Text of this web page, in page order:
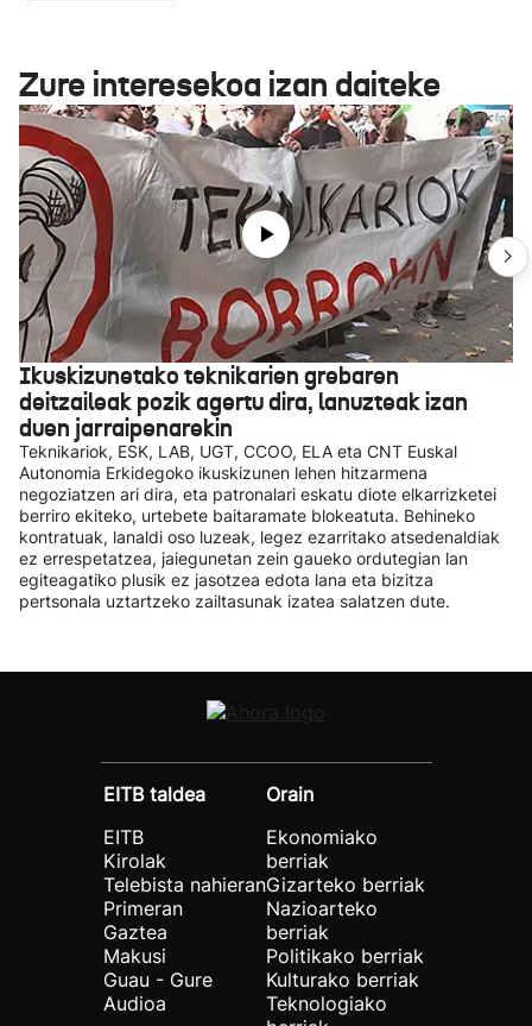
Zure interesekoa izan daiteke
Ikuskizunetako teknikarien grebaren
deitzaileak pozik agertu dira, lanuzteak izan
duen jarraipenarekin
Teknikariok, ESK, LAB, UGT, CCOO, ELA eta CNT Euskal
Autonomia Erkidegoko ikuskizunen lehen hitzarmena
negoziatzen ari dira, eta patronalari eskatu diote elkarrizketei
berriro ekiteko, urtebete baitaramate blokeatuta. Behineko
kontratuak, lanaldi oso luzeak, legez ezarritako atsedenaldiak
ez errespetatzea, jaiegunetan zein gaueko ordutegian lan
egiteagatiko plusik ez jasotzea edota lana eta bizitza
pertsonala uztartzeko zailtasunak izatea salatzen dute.
EITB taldea
EITB
Kirolak
Telebista nahieran
Primeran
Gaztea
Makusi
Guau - Gure
Audioa
Orain
Ekonomiako
berriak
Gizarteko berriak
Nazioarteko
berriak
Politikako berriak
Kulturako berriak
Teknologiako